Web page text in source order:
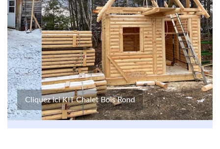
Cliquez ici KIT Chalet Bois Rond